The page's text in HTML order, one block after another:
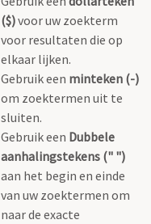
($)voor uw zoekterm
voor resultaten die op
elkaar lijken.
Gebruik een minteken (-)
om zoektermen uit te
sluiten.
Gebruik een Dubbele
aanhalingstekens (" ")
aan het begin en einde
van uw zoektermen om
naar de exacte